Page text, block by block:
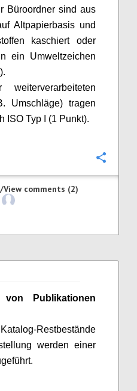
Büroordner sind aus
Altpapierbasis und
kaschiert oder
ein Umweltzeichen
Umschläge) tragen
ISO Typ I (1 Punkt).
View comments (2)
von Publikationen
Restbestände
werden einer